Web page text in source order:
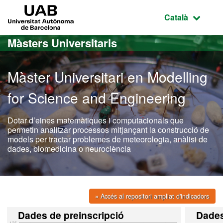
Ves al contingut principal
Ves a la navegació de la pàgina
Idioma
Català
Màsters Universitaris
Màster Universitari en Modelling
for Science and Engineering
Dotar d’eines matemàtiques i computacionals que
permetin analitzar processos mitjançant la construcció de
models per tractar problemes de meteorologia, anàlisi de
dades, biomedicina o neurociència
» Accés al repositori ampliat d'indicadors
Dades de preinscripció